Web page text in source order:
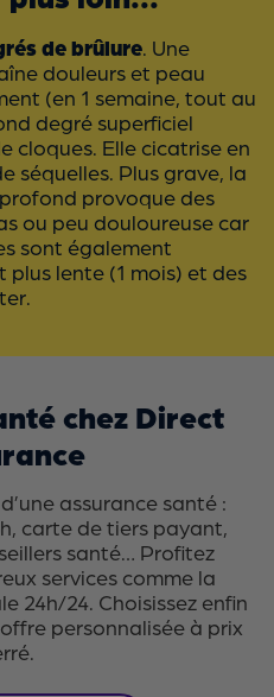
de brûlure . Une
douleurs et peau
(en 1 semaine, tout au
degré superficiel
cloques. Elle cicatrise en
séquelles. Plus grave, la
provoque des
ou peu douloureuse car
sont également
lente (1 mois) et des
chez Direct
assurance santé :
carte de tiers payant,
santé… Profitez
services comme la
24h/24. Choisissez enfin
personnalisée à prix